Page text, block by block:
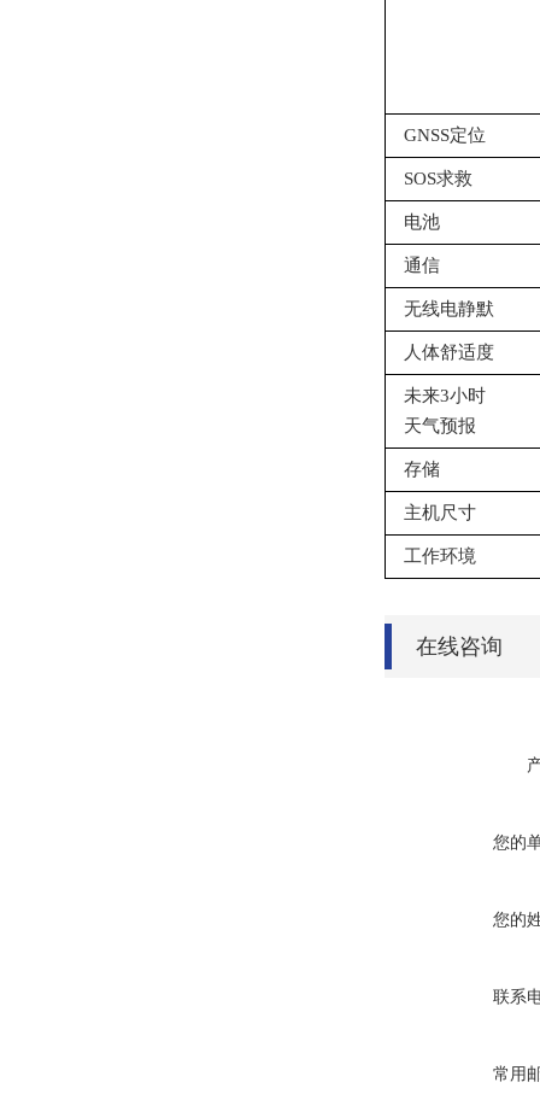
GNSS定位
SOS求救
电池
通信
无线电静默
人体舒适度
未来3小时
天气预报
存储
主机尺寸
工作环境
在线咨询
您的
您的
联系
常用